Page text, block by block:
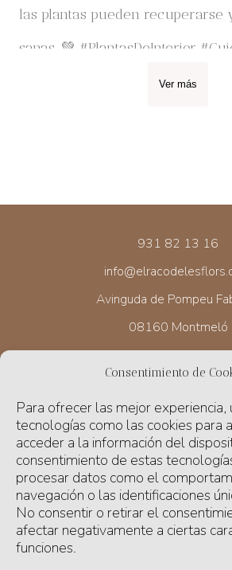
Consentimiento de
Para ofrecer las mejor experiencia,
tecnologías como las cookies para
acceder a la información del
consentimiento de estas
procesar datos como el
navegación o las identificaciones
No consentir o retirar el
afectar negativamente a ciertas
funciones.
Ver más
931 82 13 16
Avinguda de Pompeu
08160 Montmeló
Lunes de 17 a
Martes a viernes de 9.30 a 13 h y
Sábado de 10 a 13
Domingo cerrado
ENVIAMOS NUESTRAS FLORES Y